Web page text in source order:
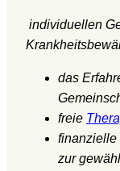
individuellen
das
freie
finanzielle
zur